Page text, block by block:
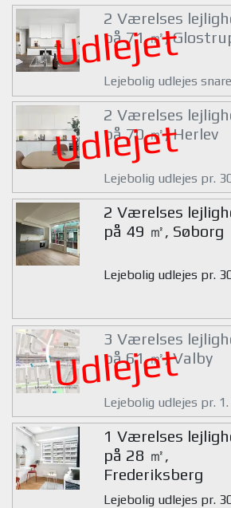
Udlejet
2 Værelses
på 71 ㎡,
Lejebolig udlejes
Udlejet
2 Værelses
på 70 ㎡, Herlev
Lejebolig udlejes pr.
2 Værelses
på 49 ㎡, Søborg
Lejebolig udlejes pr.
Udlejet
3 Værelses
på 61 ㎡, Valby
Lejebolig udlejes pr.
1 Værelses
på 28 ㎡,
Frederiksberg
Lejebolig udlejes pr.